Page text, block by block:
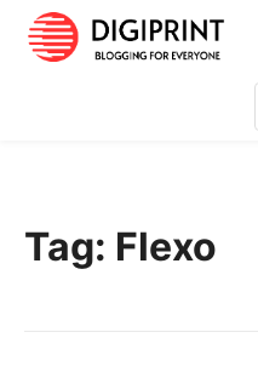
Tag: Flexo